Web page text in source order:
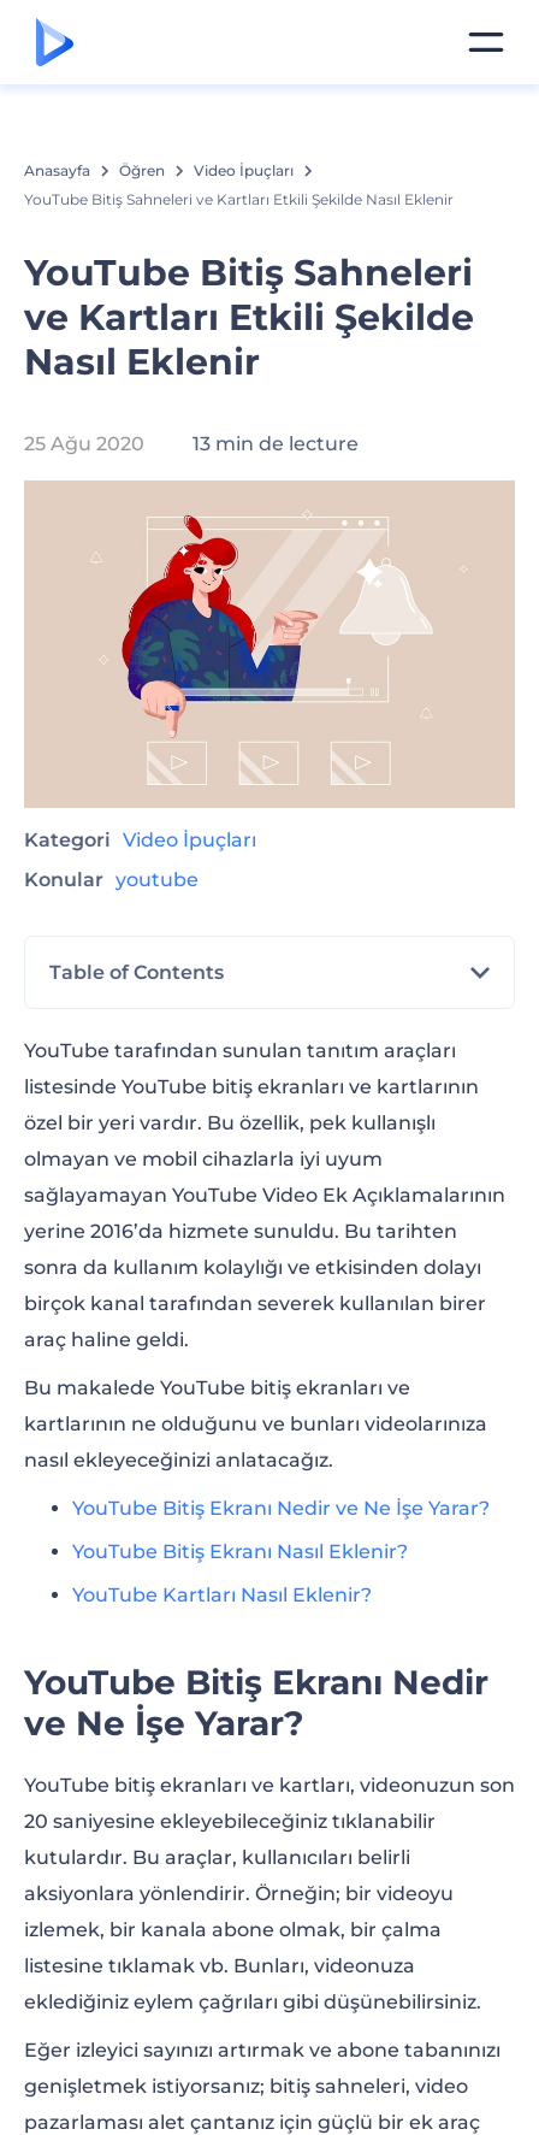
Anasayfa Öğren
Video İpuçları
YouTube Bitiş Sahneleri ve Kartları Etkili Şekilde Nasıl Eklenir
YouTube Bitiş Sahneleri
ve Kartları Etkili Şekilde
Nasıl Eklenir
25 Ağu 2020 13 min de lecture
Kategori Video İpuçları
Konular youtube
Table of Contents
YouTube Bitiş Ekranı Nasıl Eklenir?
YouTube Kartları Nasıl Eklenir?
YouTube tarafından sunulan tanıtım araçları
listesinde YouTube bitiş ekranları ve kartlarının
özel bir yeri vardır. Bu özellik, pek kullanışlı
olmayan ve mobil cihazlarla iyi uyum
sağlayamayan YouTube Video Ek Açıklamalarının
yerine 2016’da hizmete sunuldu. Bu tarihten
sonra da kullanım kolaylığı ve etkisinden dolayı
birçok kanal tarafından severek kullanılan birer
araç haline geldi.
Bu makalede YouTube bitiş ekranları ve
kartlarının ne olduğunu ve bunları videolarınıza
nasıl ekleyeceğinizi anlatacağız.
YouTube Bitiş Ekranı Nedir ve Ne İşe Yarar?
YouTube Bitiş Ekranı Nasıl Eklenir?
YouTube Kartları Nasıl Eklenir?
YouTube Bitiş Ekranı Nedir
ve Ne İşe Yarar?
YouTube bitiş ekranları ve kartları, videonuzun son
20 saniyesine ekleyebileceğiniz tıklanabilir
kutulardır. Bu araçlar, kullanıcıları belirli
aksiyonlara yönlendirir. Örneğin; bir videoyu
izlemek, bir kanala abone olmak, bir çalma
listesine tıklamak vb. Bunları, videonuza
eklediğiniz eylem çağrıları gibi düşünebilirsiniz.
Eğer izleyici sayınızı artırmak ve abone tabanınızı
genişletmek istiyorsanız; bitiş sahneleri, video
pazarlaması alet çantanız için güçlü bir ek araç